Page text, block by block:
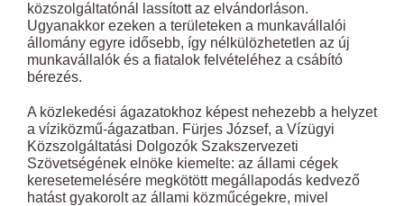
közszolgáltatónál lassított az elvándorláson.
Ugyanakkor ezeken a területeken a munkavállalói
állomány egyre idősebb, így nélkülözhetetlen az új
munkavállalók és a fiatalok felvételéhez a csábító
bérezés.
A közlekedési ágazatokhoz képest nehezebb a helyzet
a víziközmű-ágazatban. Fürjes József, a Vízügyi
Közszolgáltatási Dolgozók Szakszervezeti
Szövetségének elnöke kiemelte: az állami cégek
keresetemelésére megkötött megállapodás kedvező
hatást gyakorolt az állami közműcégekre, mivel